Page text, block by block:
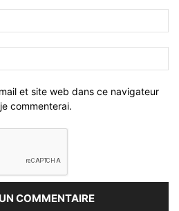
et site web dans ce navigateur
commenterai.